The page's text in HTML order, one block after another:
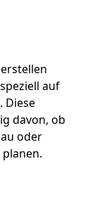
auf
Diese
davon, ob
oder